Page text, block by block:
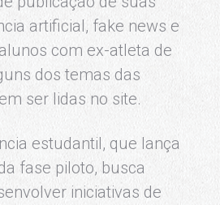
artificial, fake news e
com ex-atleta de
dos temas das
ser lidas no site.
estudantil, que lança
fase piloto, busca
iniciativas de